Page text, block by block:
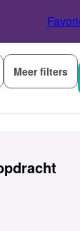
Meer filters